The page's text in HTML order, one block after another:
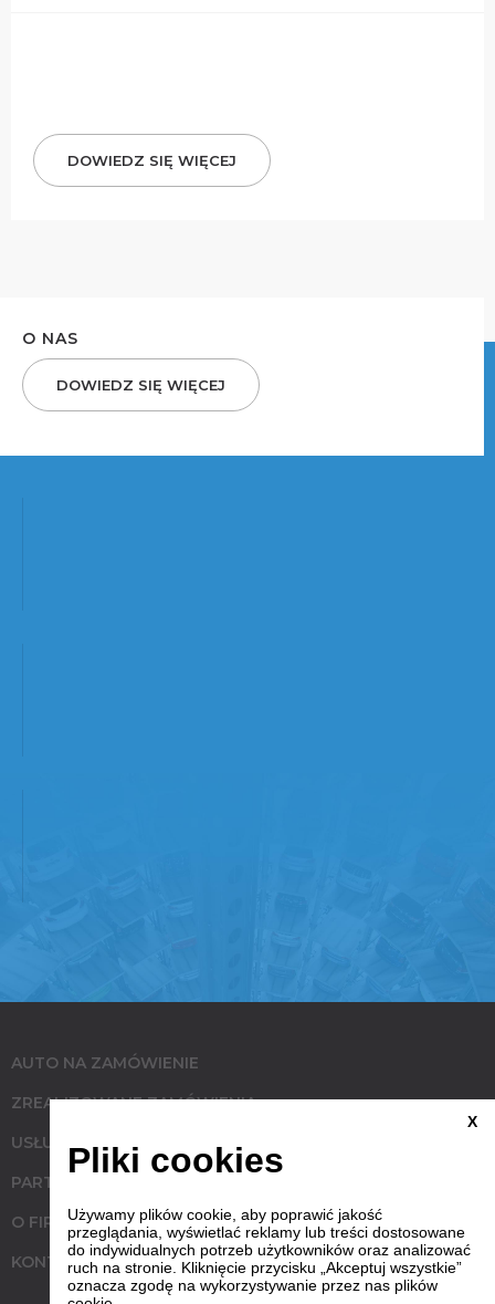
DOWIEDZ SIĘ WIĘCEJ
O NAS
DOWIEDZ SIĘ WIĘCEJ
AUTO NA ZAMÓWIENIE
ZREALIZOWANE ZAMÓWIENIA
USŁUGI
PARTNERZY
O FIRMIE
KONTAKT
X
Pliki cookies
Używamy plików cookie, aby poprawić jakość
przeglądania, wyświetlać reklamy lub treści dostosowane
do indywidualnych potrzeb użytkowników oraz analizować
ruch na stronie. Kliknięcie przycisku „Akceptuj wszystkie”
oznacza zgodę na wykorzystywanie przez nas plików